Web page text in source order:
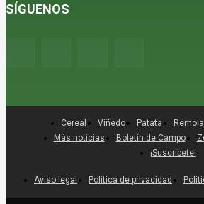
SÍGUENOS
Aviso legal Política de privacidad
Cereal Viñedo Patata
Más noticias
Boletín de Campo
¡Suscríbete!